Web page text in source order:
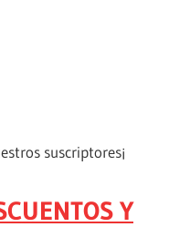
suscriptores¡
Y